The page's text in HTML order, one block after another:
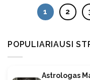
1 2
POPULIARIAUSI
Astrologas